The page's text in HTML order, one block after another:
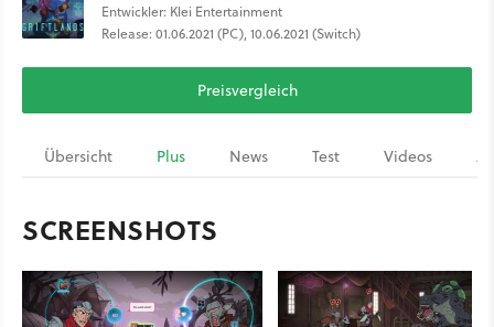
Entwickler: Klei Entertainment
Release: 01.06.2021 (PC), 10.06.2021 (Switch)
Preisvergleich
Übersicht Plus News Test Videos
SCREENSHOTS